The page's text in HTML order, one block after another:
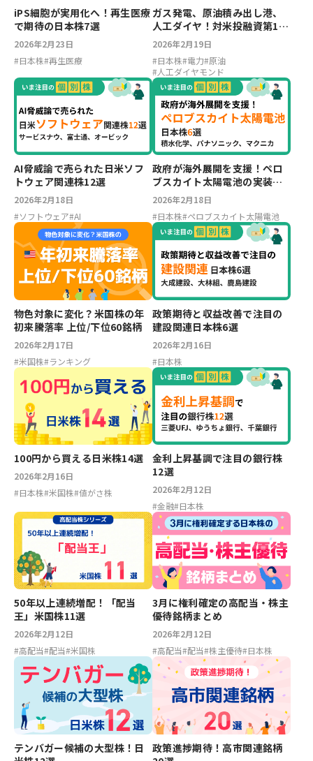
iPS細胞が実用化へ！再生医療
で期待の日本株7選
2026年2月23日
#日本株#再生医療
ガス発電、原油積み出し港、
人工ダイヤ！対米投融資第1弾
の関連日本株11選
2026年2月19日
#日本株#電力#原油
#人工ダイヤモンド
AI脅威論で売られた日米ソフ
トウェア関連株12選
2026年2月18日
#ソフトウェア#AI
政府が海外展開を支援！ペロ
ブスカイト太陽電池の実装に
貢献する日本株6選
2026年2月18日
#日本株#ペロブスカイト太陽電池
物色対象に変化？米国株の年
初来騰落率 上位/下位60銘柄
2026年2月17日
#米国株#ランキング
政策期待と収益改善で注目の
建設関連日本株6選
2026年2月16日
#日本株
100円から買える日米株14選
2026年2月16日
#日本株#米国株#値がさ株
金利上昇基調で注目の銀行株
12選
2026年2月12日
#金融#日本株
50年以上連続増配！「配当
王」米国株11選
2026年2月12日
#高配当#配当#米国株
3月に権利確定の高配当・株主
優待銘柄まとめ
2026年2月12日
#高配当#配当#株主優待#日本株
テンバガー候補の大型株！日
政策進捗期待！高市関連銘柄